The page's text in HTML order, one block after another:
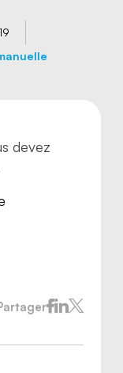
devez